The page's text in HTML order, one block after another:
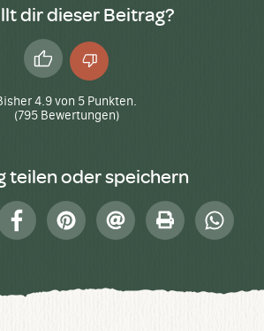
dir dieser Beitrag?
Daumen
hoch
Daumen
runter
4.9von 5 Punkten.
(795Bewertungen)
teilen oder speichern
FacebookPinterest
E-
Mail
Drucken